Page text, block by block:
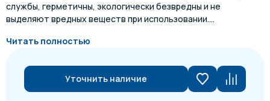
службы, герметичны, экологически безвредны и не
выделяют вредных веществ при использовании....
Читать полностью
Уточнить наличие